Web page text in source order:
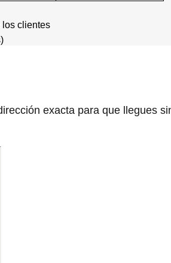
los clientes
exacta para que llegues